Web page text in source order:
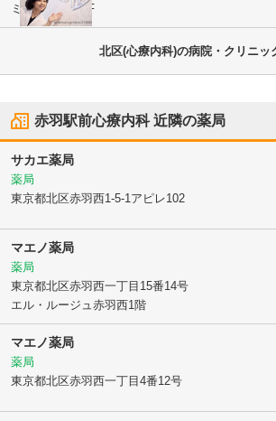
ミドリヤビル6F
北区(心療内科)の病院・クリニッ
赤羽駅前心療内科近隣の薬局
サカエ薬局
薬局
東京都北区赤羽西1-5-1アピレ102
マエノ薬局
薬局
東京都北区赤羽西一丁目15番14号
エル・ルージュ赤羽西1階
マエノ薬局
薬局
東京都北区赤羽西一丁目4番12号